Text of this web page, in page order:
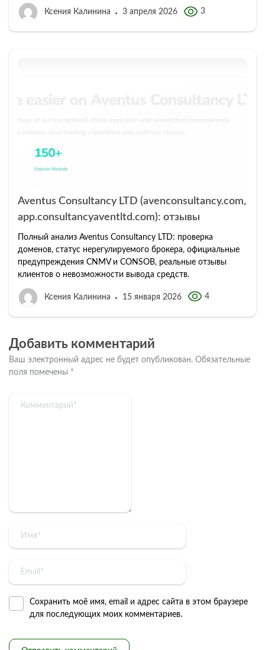
Ксения Калинина 3 апреля 2026 3
Aventus Consultancy LTD (avenconsultancy.com,
app.consultancyaventltd.com): отзывы
Полный анализ Aventus Consultancy LTD: проверка
доменов, статус нерегулируемого брокера, официальные
предупреждения CNMV и CONSOB, реальные отзывы
клиентов о невозможности вывода средств.
Ксения Калинина 15 января 2026 4
Добавить комментарий
Ваш электронный адрес не будет опубликован. Обязательные
поля помечены *
Сохранить моё имя, email и адрес сайта в этом браузере
для последующих моих комментариев.